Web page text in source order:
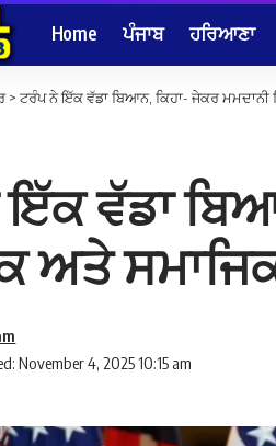
Home ਪੰਜਾਬ ਹਰਿਆਣਾ
> ਟਰੰਪ ਨੇ ਇੱਕ ਵੱਡਾ ਬਿਆਨ, ਕਿਹਾ- ਜੇਕਰ ਮਮਦਾਨੀ
ਵੱਡਾ
ਅਤੇ ਸਮਾਜਿਕ
November 4, 2025 10:15 am